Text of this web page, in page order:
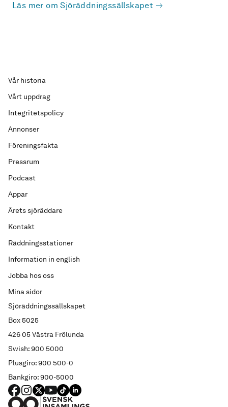
Läs mer om Sjöräddningssällskapet
Sjöräddningssällskapet
Box 5025
426 05 Västra Frölunda
Swish: 900 5000
Plusgiro: 900 500-0
Bankgiro: 900-5000
Vår historia
Vårt uppdrag
Integritetspolicy
Annonser
Föreningsfakta
Pressrum
Podcast
Appar
Årets sjöräddare
Kontakt
Räddningsstationer
Information in english
Jobba hos oss
Mina sidor
FACEBOOK
Instagram
X YouTube
TIKTOKLINKED IN